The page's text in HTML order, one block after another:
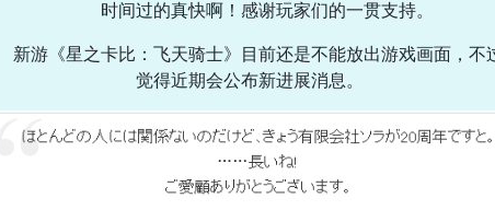
时间过的真快啊！感谢玩家们的一贯支持。
新游《星之卡比：飞天骑士》目前还是不能放出游戏画面，不
觉得近期会公布新进展消息。